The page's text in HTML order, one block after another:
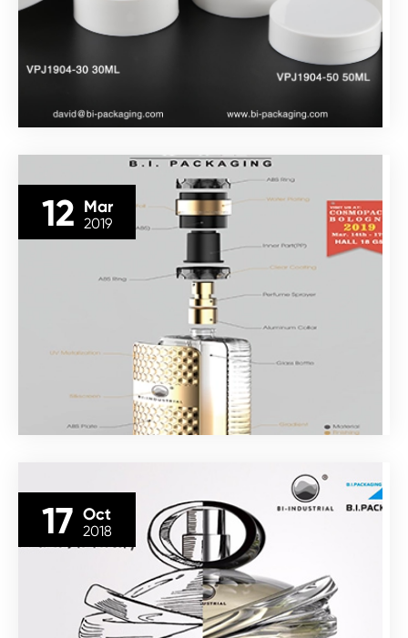
12 Mar
2019
17 Oct
2018